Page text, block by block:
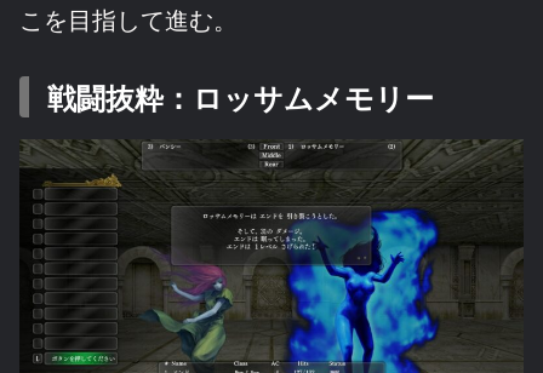
こを目指して進む。
戦闘抜粋：ロッサムメモリー